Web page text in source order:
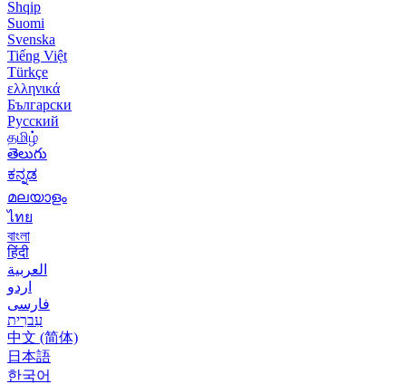
Shqip
Suomi
Svenska
Tiếng Việt
Türkçe
ελληνικά
Български
Русский
தமிழ்
తెలుగు
ಕನ್ನಡ
മലയാളം
ไทย
বাংলা
हिंदी
العربية
اردو
فارسی
עִברִית
中文 (简体)
日本語
한국어